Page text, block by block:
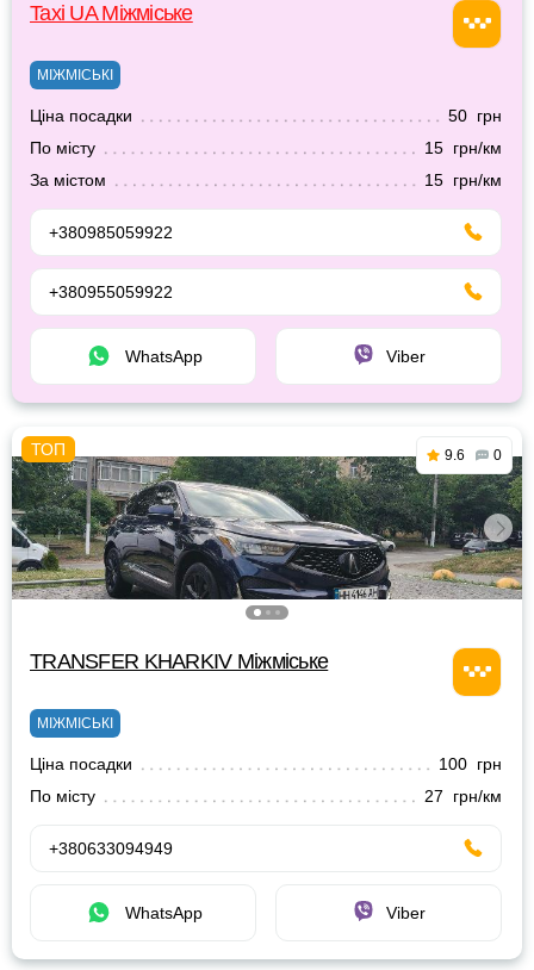
Taxi UA Міжміське
МІЖМІСЬКІ
Ціна посадки
50 грн
По місту
15 грн/км
За містом
15 грн/км
+380985059922
+380955059922
WhatsApp Viber
9.6 0
TRANSFER KHARKIV Міжміське
МІЖМІСЬКІ
Ціна посадки
100 грн
По місту
27 грн/км
+380633094949
WhatsApp Viber